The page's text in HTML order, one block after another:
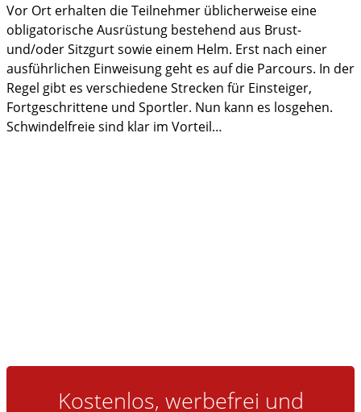
Vor Ort erhalten die Teilnehmer üblicherweise eine
obligatorische Ausrüstung bestehend aus Brust-
und/oder Sitzgurt sowie einem Helm. Erst nach einer
ausführlichen Einweisung geht es auf die Parcours. In der
Regel gibt es verschiedene Strecken für Einsteiger,
Fortgeschrittene und Sportler. Nun kann es losgehen.
Schwindelfreie sind klar im Vorteil…
Kostenlos, werbefrei und